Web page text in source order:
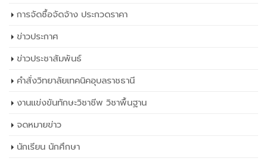
การจัดซื้อจัดจ้าง ประกวดราคา
ข่าวประกาศ
ข่าวประชาสัมพันธ์
คำสั่งวิทยาลัยเทคนิคอุบลราชธานี
งานแข่งขันทักษะวิชาชีพ วิชาพื้นฐาน
จดหมายข่าว
นักเรียน นักศึกษา